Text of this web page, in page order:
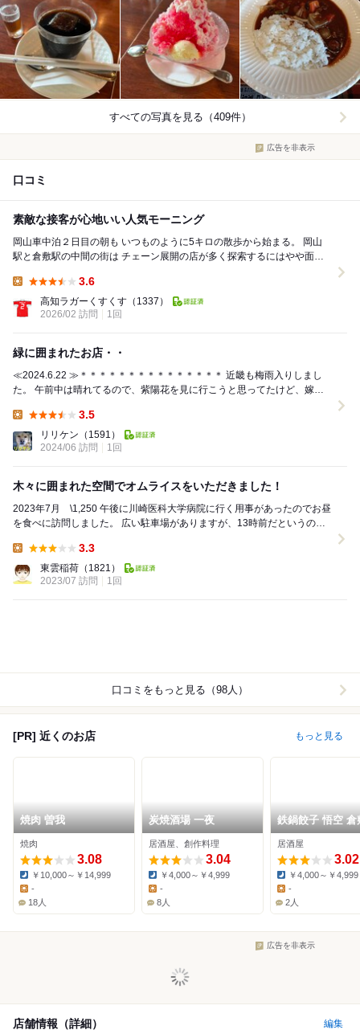
すべての写真を見る（409件）
広告を非表示
口コミ
素敵な接客が心地いい人気モーニング
岡山車中泊２日目の朝も いつものように5キロの散歩から始まる。 岡山
駅と倉敷駅の中間の街は チェーン展開の店が多く探索するにはやや面白
3.6
高知ラガーくすくす （1337）
2026/02 訪問
1回
緑に囲まれたお店・・
≪2024.6.22 ≫＊＊＊＊＊＊＊＊＊＊＊＊＊＊＊ 近畿も梅雨入りしまし
た。 午前中は晴れてるので、紫陽花を見に行こうと思ってたけど、嫁さ
3.5
リリケン （1591）
2024/06 訪問
1回
木々に囲まれた空間でオムライスをいただきました！
2023年7月 \1,250 午後に川崎医科大学病院に行く用事があったのでお昼
を食べに訪問しました。 広い駐車場がありますが、13時前だというのに
3.3
東雲稲荷 （1821）
2023/07 訪問
1回
口コミをもっと見る（98人）
[PR] 近くのお店 もっと見る
焼肉 曽我
焼肉
3.08
Dinner:
￥10,000～￥14,999
Lunch:
-
18人
炭焼酒場 一夜
居酒屋、創作料理
3.04
Dinner:
￥4,000～￥4,999
Lunch:
-
8人
鉄鍋餃子 悟空 倉
前店
居酒屋
3.02
Dinner:
￥4,000～￥4,999
Lunch:
-
2人
広告を非表示
店舗情報（詳細） 編集